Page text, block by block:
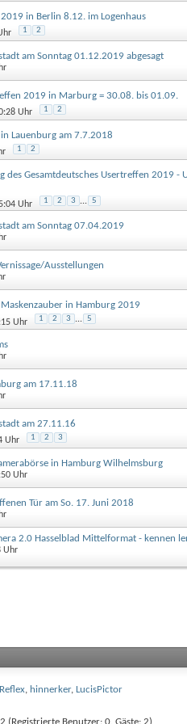
in Berlin 8.12. im Logenhaus
1 2
am Sonntag 01.12.2019 abgesagt
2019 in Marburg = 30.08. bis 01.09.
Uhr 1 2
Lauenburg am 7.7.2018
1 2
des Gesamtdeutsches Usertreffen 2019 -
Uhr 1 2 3 ... 5
am Sonntag 07.04.2019
Ausstellungen
in Hamburg 2019
Uhr 1 2 3 ... 5
am 17.11.18
am 27.11.16
Uhr 1 2 3
in Hamburg Wilhelmsburg
Uhr
Tür am So. 17. Juni 2018
2.0 Hasselblad Mittelformat - kennen
Uhr
, hinnerker, LucisPictor
(Registrierte Benutzer: 0, Gäste: 2)